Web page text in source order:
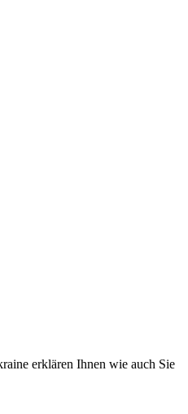
erklären Ihnen wie auch Sie